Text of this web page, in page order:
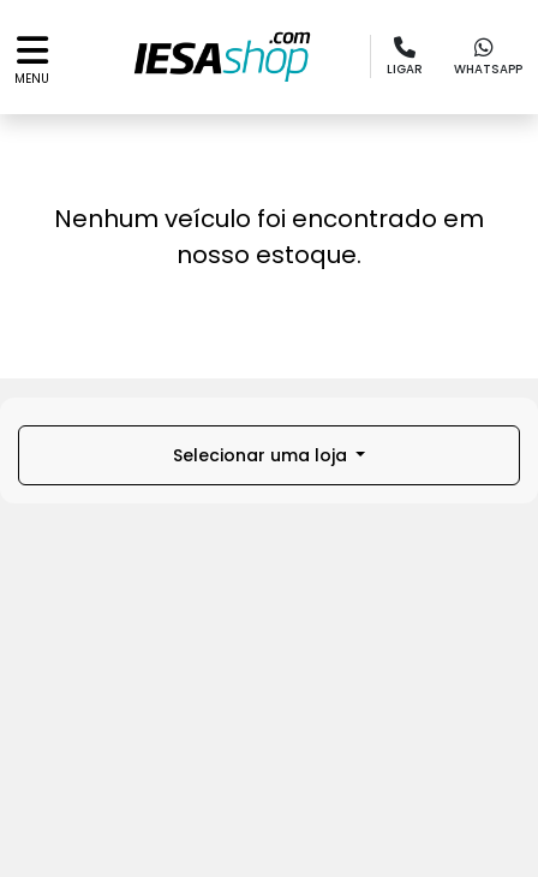
MENU
LIGAR WHATSAPP
Nenhum veículo foi encontrado em
nosso estoque.
Selecionar uma loja